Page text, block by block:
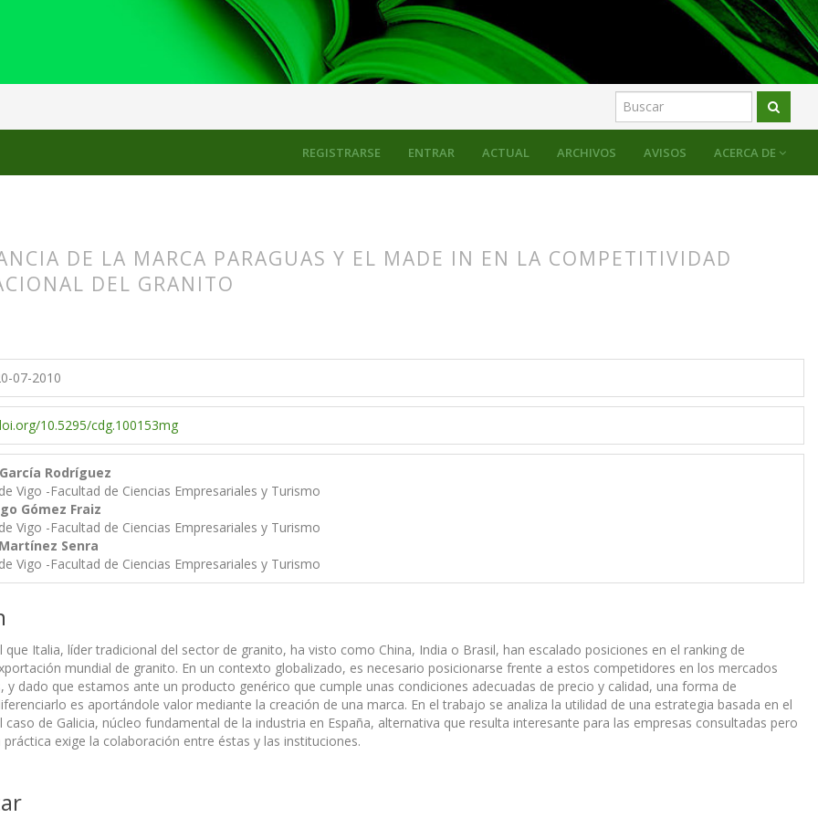
ACTUAL ARCHIVOS AVISOS ACERCA DE
REGISTRARSE ENTRAR
DE LA MARCA PARAGUAS Y EL MADE IN EN LA COMPETITIVIDAD
DEL GRANITO
07-2010
10.5295/cdg.100153mg
Rodríguez
Vigo -Facultad de Ciencias Empresariales y Turismo
Gómez Fraiz
Vigo -Facultad de Ciencias Empresariales y Turismo
Senra
Vigo -Facultad de Ciencias Empresariales y Turismo
que Italia, líder tradicional del sector de granito, ha visto como China, India o Brasil, han escalado posiciones en el ranking de
mundial de granito. En un contexto globalizado, es necesario posicionarse frente a estos competidores en los mercados
y dado que estamos ante un producto genérico que cumple unas condiciones adecuadas de precio y calidad, una forma de
es aportándole valor mediante la creación de una marca. En el trabajo se analiza la utilidad de una estrategia basada en el
caso de Galicia, núcleo fundamental de la industria en España, alternativa que resulta interesante para las empresas consultadas pero
práctica exige la colaboración entre éstas y las instituciones.